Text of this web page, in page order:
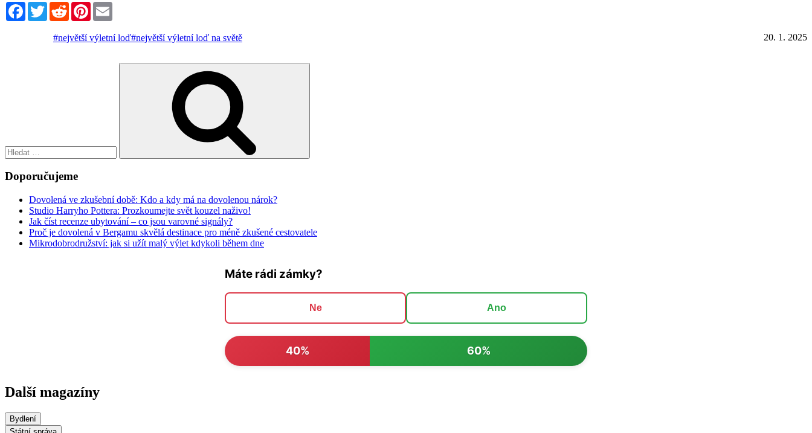
FacebookTwitterRedditPinterest
20. 1. 2025
#největší výletní loď#největší výletní loď na světě
Doporučujeme
Dovolená ve zkušební době: Kdo a kdy má na dovolenou nárok?
Studio Harryho Pottera: Prozkoumejte svět kouzel naživo!
Jak číst recenze ubytování – co jsou varovné signály?
Proč je dovolená v Bergamu skvělá destinace pro méně zkušené cestovatele
Mikrodobrodružství: jak si užít malý výlet kdykoli během dne
Máte rádi zámky?
Ne Ano
40% 60%
Další magazíny
Bydlení